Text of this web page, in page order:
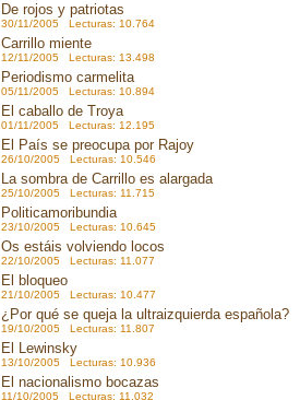
De rojos y patriotas
30/11/2005 Lecturas: 10.764
Carrillo miente
12/11/2005 Lecturas: 13.498
Periodismo carmelita
05/11/2005 Lecturas: 10.894
El caballo de Troya
01/11/2005 Lecturas: 12.195
El País se preocupa por Rajoy
26/10/2005 Lecturas: 10.546
La sombra de Carrillo es alargada
25/10/2005 Lecturas: 11.715
Politicamoribundia
23/10/2005 Lecturas: 10.645
Os estáis volviendo locos
22/10/2005 Lecturas: 11.077
El bloqueo
21/10/2005 Lecturas: 10.477
¿Por qué se queja la ultraizquierda española?
19/10/2005 Lecturas: 11.807
El Lewinsky
13/10/2005 Lecturas: 10.936
El nacionalismo bocazas
11/10/2005 Lecturas: 11.032